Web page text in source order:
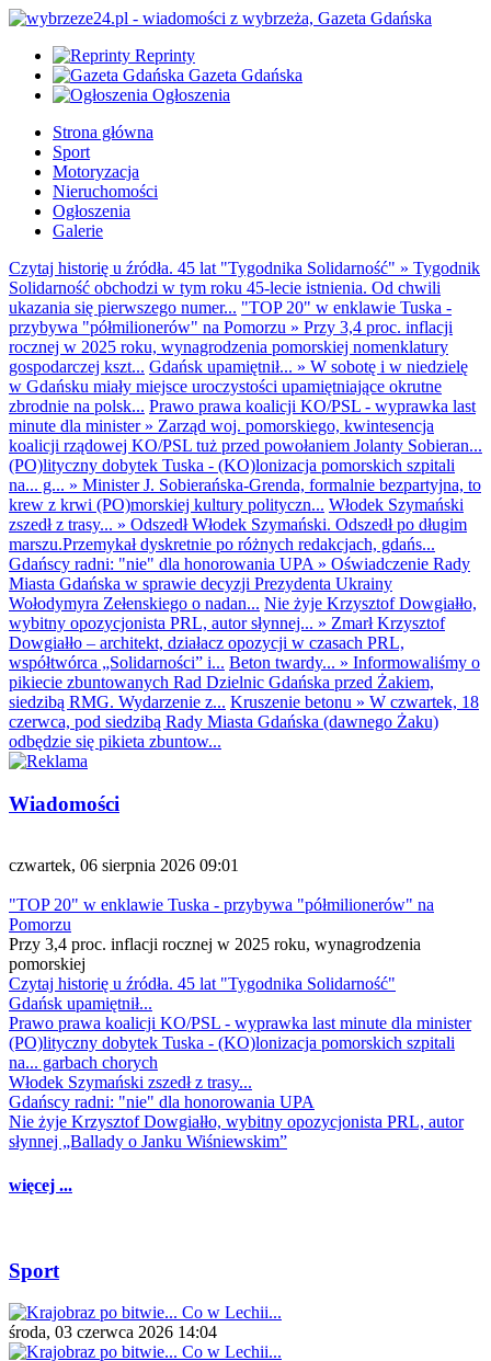
Reprinty
Gazeta Gdańska
Ogłoszenia
Strona główna
Sport
Motoryzacja
Nieruchomości
Ogłoszenia
Galerie
Czytaj historię u źródła. 45 lat "Tygodnika Solidarność" » Tygodnik
Solidarność obchodzi w tym roku 45-lecie istnienia. Od chwili
ukazania się pierwszego numer... "TOP 20" w enklawie Tuska -
przybywa "półmilionerów" na Pomorzu » Przy 3,4 proc. inflacji
rocznej w 2025 roku, wynagrodzenia pomorskiej nomenklatury
gospodarczej kszt... Gdańsk upamiętnił... » W sobotę i w niedzielę
w Gdańsku miały miejsce uroczystości upamiętniające okrutne
zbrodnie na polsk... Prawo prawa koalicji KO/PSL - wyprawka last
minute dla minister» Zarząd woj. pomorskiego, kwintesencja
koalicji rządowej KO/PSL tuż przed powołaniem Jolanty Sobieran...
(PO)lityczny dobytek Tuska - (KO)lonizacja pomorskich szpitali
na... g... » Minister J. Sobierańska-Grenda, formalnie bezpartyjna, to
krew z krwi (PO)morskiej kultury polityczn... Włodek Szymański
zszedł z trasy... » Odszedł Włodek Szymański. Odszedł po długim
marszu.Przemykał dyskretnie po różnych redakcjach, gdańs...
Gdańscy radni: "nie" dla honorowania UPA » Oświadczenie Rady
Miasta Gdańska w sprawie decyzji Prezydenta Ukrainy
Wołodymyra Zełenskiego o nadan... Nie żyje Krzysztof Dowgiałło,
wybitny opozycjonista PRL, autor słynnej... » Zmarł Krzysztof
Dowgiałło – architekt, działacz opozycji w czasach PRL,
współtwórca „Solidarności” i... Beton twardy... » Informowaliśmy o
pikiecie zbuntowanych Rad Dzielnic Gdańska przed Żakiem,
siedzibą RMG. Wydarzenie z... Kruszenie betonu » W czwartek, 18
czerwca, pod siedzibą Rady Miasta Gdańska (dawnego Żaku)
odbędzie się pikieta zbuntow...
Wiadomości
czwartek, 06 sierpnia 2026 09:01
"TOP 20" w enklawie Tuska - przybywa "półmilionerów" na
Pomorzu
Przy 3,4 proc. inflacji rocznej w 2025 roku, wynagrodzenia
pomorskiej
Czytaj historię u źródła. 45 lat "Tygodnika Solidarność"
Gdańsk upamiętnił...
Prawo prawa koalicji KO/PSL - wyprawka last minute dla minister
(PO)lityczny dobytek Tuska - (KO)lonizacja pomorskich szpitali
na... garbach chorych
Włodek Szymański zszedł z trasy...
Gdańscy radni: "nie" dla honorowania UPA
Nie żyje Krzysztof Dowgiałło, wybitny opozycjonista PRL, autor
słynnej „Ballady o Janku Wiśniewskim”
więcej ...
Sport
środa, 03 czerwca 2026 14:04